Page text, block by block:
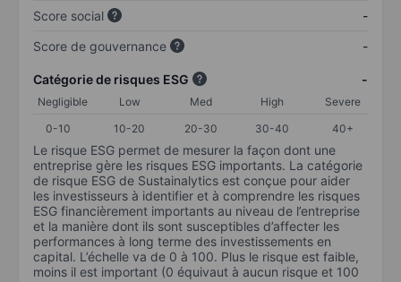
Score social
-
Score de gouvernance
-
Catégorie de risques ESG -
Negligible Low Med High
Severe
0-10
10-20 20-30 30-40 40+
Le risque ESG permet de mesurer la façon dont une
entreprise gère les risques ESG importants. La catégorie
de risque ESG de Sustainalytics est conçue pour aider
les investisseurs à identifier et à comprendre les risques
ESG financièrement importants au niveau de l’entreprise
et la manière dont ils sont susceptibles d’affecter les
performances à long terme des investissements en
capital. L’échelle va de 0 à 100. Plus le risque est faible,
moins il est important (0 équivaut à aucun risque et 100